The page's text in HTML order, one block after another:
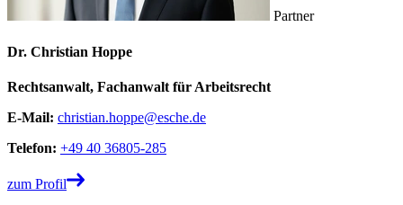
Partner
Dr. Christian Hoppe
Rechtsanwalt, Fachanwalt für Arbeitsrecht
E-Mail: christian.hoppe@esche.de
Telefon: +49 40 36805-285
zum Profil